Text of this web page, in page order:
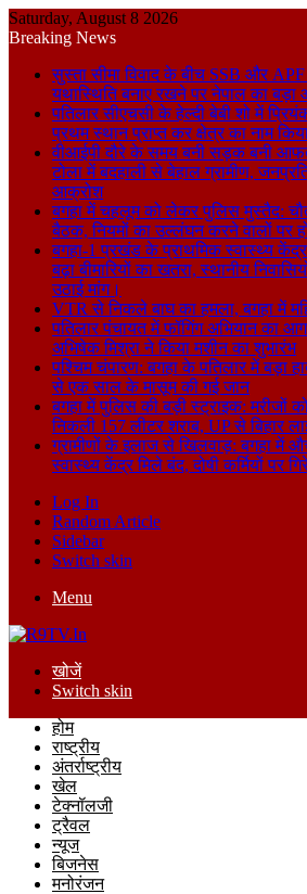
Saturday, August 8 2026
Breaking News
सुस्ता सीमा विवाद के बीच SSB और
यथास्थिति बनाए रखने पर नेपाल का बड़ा
पतिलार सीएचसी के हेल्दी बेबी शो में
प्रथम स्थान प्राप्त कर क्षेत्र का नाम
वीआईपी दौरे के समय बनी सड़क बनी
टोला में बदहाली से बेहाल ग्रामीण,
आक्रोश
बगहा में चहलूम को लेकर पुलिस मुस्तैद:
बैठक, नियमों का उल्लंघन करने वालों पर
बगहा-1 प्रखंड के प्राथमिक स्वास्थ्य
बढ़ा बीमारियों का खतरा, स्थानीय
उठाई मांग।
VTR से निकले बाघ का हमला, बगहा में
पतिलार पंचायत में फॉगिंग अभियान का
अभिषेक मिश्रा ने किया मशीन का शुभारंभ
पश्चिम चंपारण: बगहा के पतिलार में बड़ा
से एक साल के मासूम की गई जान
बगहा में पुलिस की बड़ी स्ट्राइक: मरीजों
निकली 157 लीटर शराब, UP से बिहार
ग्रामीणों के इलाज से खिलवाड़: बगहा में
स्वास्थ्य केंद्र मिले बंद, दोषी कर्मियों पर
Log In
Random Article
Sidebar
Switch skin
Menu
खोजें
Switch skin
होम
राष्ट्रीय
अंतर्राष्ट्रीय
खेल
टेक्नॉलजी
ट्रैवल
न्यूज
बिजनेस
मनोरंजन